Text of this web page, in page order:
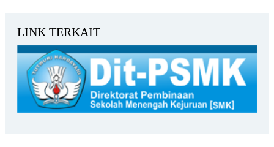
LINK TERKAIT